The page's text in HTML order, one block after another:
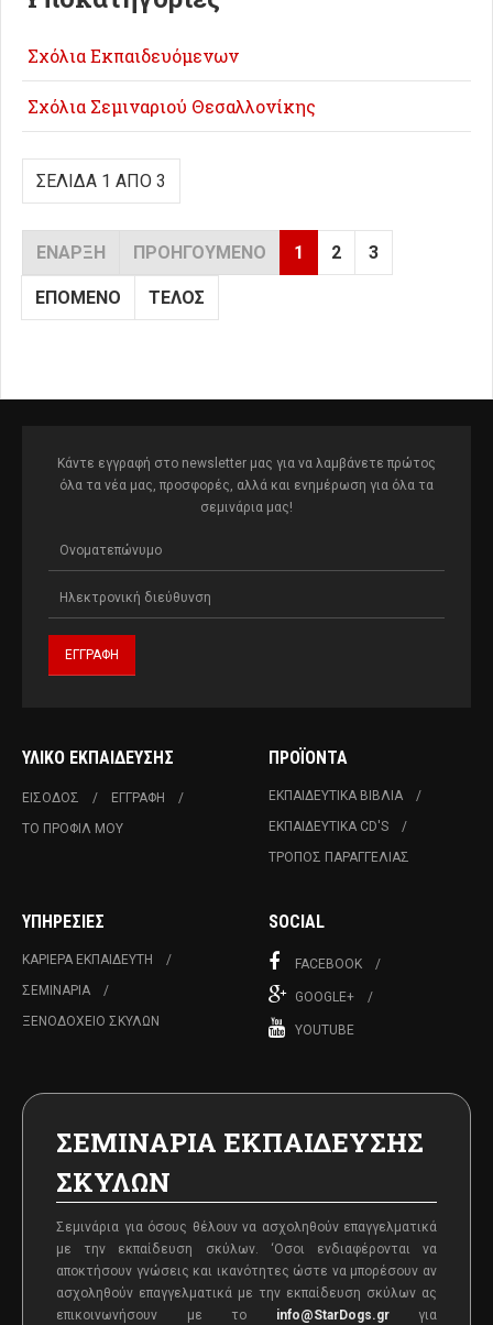
Σχόλια Εκπαιδευόμενων
Σχόλια Σεμιναριού Θεσαλλονίκης
ΣΕΛΊΔΑ 1 ΑΠΌ 3
ΈΝΑΡΞΗ ΠΡΟΗΓΟΎΜΕΝΟ 1 2 3
ΕΠΌΜΕΝΟ ΤΈΛΟΣ
Κάντε εγγραφή στο newsletter μας για να λαμβάνετε πρώτος
όλα τα νέα μας, προσφορές, αλλά και ενημέρωση για όλα τα
σεμινάρια μας!
ΥΛΙΚΌ ΕΚΠΑΊΔΕΥΣΗΣ
ΕΊΣΟΔΟΣ
ΕΓΓΡΑΦΉ
ΤΟ ΠΡΟΦΊΛ ΜΟΥ
ΠΡΟΪΌΝΤΑ
ΕΚΠΑΙΔΕΥΤΙΚΆ ΒΙΒΛΊΑ
ΕΚΠΑΙΔΕΥΤΙΚΆ CD'S
ΤΡΌΠΟΣ ΠΑΡΑΓΓΕΛΊΑΣ
ΥΠΗΡΕΣΊΕΣ
ΚΑΡΙΈΡΑ ΕΚΠΑΙΔΕΥΤΉ
ΣΕΜΙΝΆΡΙΑ
ΞΕΝΟΔΟΧΕΊΟ ΣΚΎΛΩΝ
SOCIAL
FACEBOOK
GOOGLE+
YOUTUBE
ΣΕΜΙΝΑΡΙΑ ΕΚΠΑΙΔΕΥΣΗΣ
ΣΚΥΛΩΝ
Σεμινάρια για όσους θέλουν να ασχοληθούν επαγγελματικά
με την εκπαίδευση σκύλων. ‘Oσοι ενδιαφέρονται να
αποκτήσουν γνώσεις και ικανότητες ώστε να μπορέσουν αν
ασχοληθούν επαγγελματικά με την εκπαίδευση σκύλων ας
επικοινωνήσουν με το
info@StarDogs.grγια